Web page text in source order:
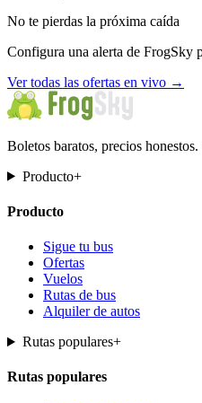
No te pierdas la próxima caída
Configura una alerta de FrogSky
Ver todas las ofertas en vivo →
Boletos baratos, precios
Producto+
Producto
Sigue tu bus
Ofertas
Vuelos
Rutas de bus
Alquiler de autos
Rutas populares+
Rutas populares